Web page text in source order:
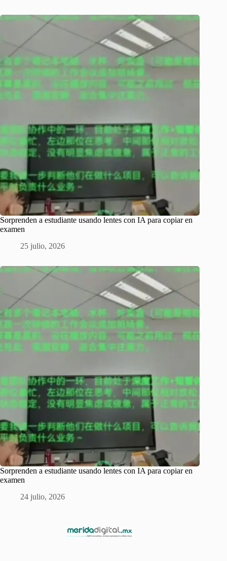
Sorprenden a estudiante usando lentes con IA para copiar en
examen
25 julio, 2026
Sorprenden a estudiante usando lentes con IA para copiar en
examen
24 julio, 2026